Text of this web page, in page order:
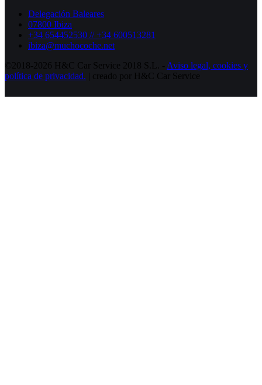
Delegación Baleares
07800 Ibiza
+34 654452530 // +34 600513281
ibiza@muchocoche.net
©2018-2026 H&C Car Service 2018 S.L. - Aviso legal, cookies y
política de privacidad. | creado por H&C Car Service